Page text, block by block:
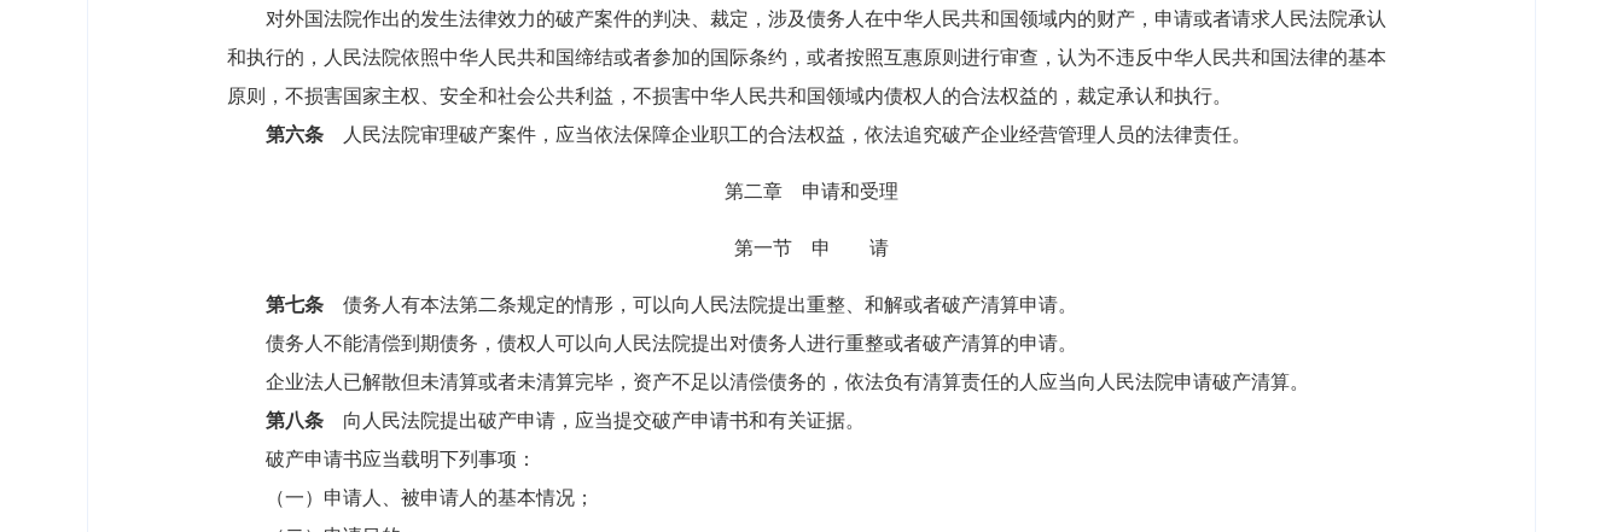
对外国法院作出的发生法律效力的破产案件的判决、裁定，涉及债务人在中华人民共和国领域内的财产，申请或者请求人民法院承认
和执行的，人民法院依照中华人民共和国缔结或者参加的国际条约，或者按照互惠原则进行审查，认为不违反中华人民共和国法律的基本
原则，不损害国家主权、安全和社会公共利益，不损害中华人民共和国领域内债权人的合法权益的，裁定承认和执行。
第六条 人民法院审理破产案件，应当依法保障企业职工的合法权益，依法追究破产企业经营管理人员的法律责任。
第二章 申请和受理
第一节 申 请
第七条 债务人有本法第二条规定的情形，可以向人民法院提出重整、和解或者破产清算申请。
债务人不能清偿到期债务，债权人可以向人民法院提出对债务人进行重整或者破产清算的申请。
企业法人已解散但未清算或者未清算完毕，资产不足以清偿债务的，依法负有清算责任的人应当向人民法院申请破产清算。
第八条 向人民法院提出破产申请，应当提交破产申请书和有关证据。
破产申请书应当载明下列事项：
（一）申请人、被申请人的基本情况；